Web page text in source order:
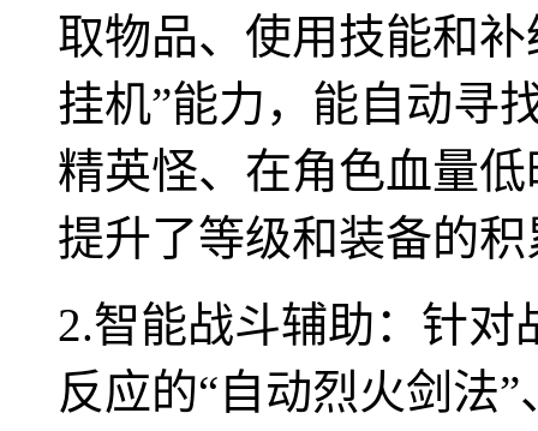
取物品、使用技能和
挂机”能力，能自动寻
精英怪、在角色血量
提升了等级和装备的
2.智能战斗辅助：针
反应的“自动烈火剑法